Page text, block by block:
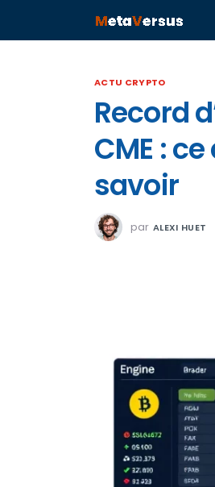
ACTU CRYPTO
Record
CME :
savoir
par ALEXI HUET